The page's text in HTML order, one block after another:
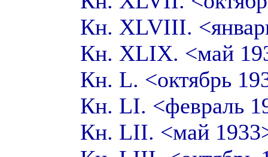
Кн. XLVIII.
Кн. XLIX. <май
Кн. L. <октябрь
Кн. LI. <февраль
Кн. LII. <май